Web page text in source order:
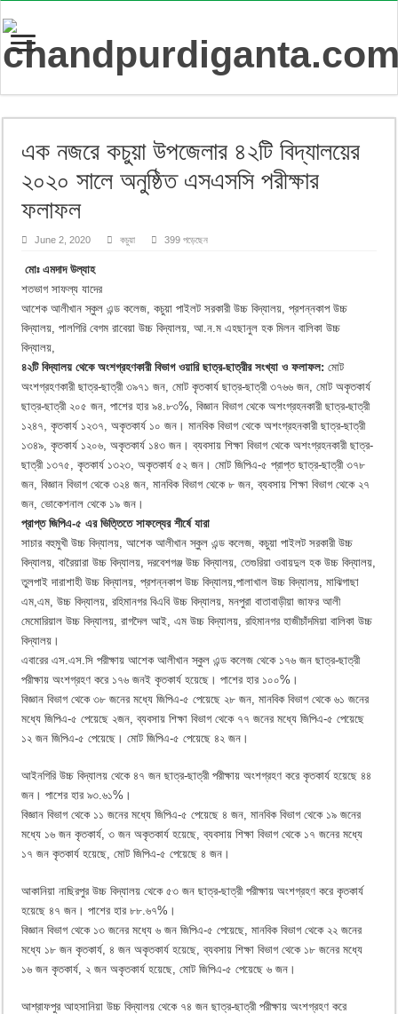
এক নজরে কচুয়া উপজেলার ৪২টি বিদ্যালয়ের
২০২০ সালে অনুষ্ঠিত এসএসসি পরীক্ষার
ফলাফল
June 2, 2020 কচুয়া 399 পড়েছেন
মোঃ এমদাদ উল্যাহ
শতভাগ সাফল্য যাদের
আশেক আলীখান স্কুল এন্ড কলেজ, কচুয়া পাইলট সরকারী উচ্চ বিদ্যালয়, প্রশন্নকাপ উচ্চ
বিদ্যালয়, পালগিরি বেগম রাবেয়া উচ্চ বিদ্যালয়, আ.ন.ম এহছানুল হক মিলন বালিকা উচ্চ
বিদ্যালয়,
৪২টি বিদ্যালয় থেকে অংশগ্রহণকারী বিভাগ ওয়ারি ছাত্র-ছাত্রীর সংখ্যা ও ফলাফল: মোট
অংশগ্রহণকারী ছাত্র-ছাত্রী ৩৯৭১ জন, মোট কৃতকার্য ছাত্র-ছাত্রী ৩৭৬৬ জন, মোট অকৃতকার্য
ছাত্র-ছাত্রী ২০৫ জন, পাশের হার ৯৪.৮৩%, বিজ্ঞান বিভাগ থেকে অশংগ্রহনকারী ছাত্র-ছাত্রী
১২৪৭, কৃতকার্য ১২৩৭, অকৃতকার্য ১০ জন। মানবিক বিভাগ থেকে অশংগ্রহনকারী ছাত্র-ছাত্রী
১৩৪৯, কৃতকার্য ১২০৬, অকৃতকার্য ১৪৩ জন। ব্যবসায় শিক্ষা বিভাগ থেকে অশংগ্রহনকারী ছাত্র-
ছাত্রী ১৩৭৫, কৃতকার্য ১৩২৩, অকৃতকার্য ৫২ জন। মোট জিপিএ-৫ প্রাপ্ত ছাত্র-ছাত্রী ৩৭৮
জন, বিজ্ঞান বিভাগ থেকে ৩২৪ জন, মানবিক বিভাগ থেকে ৮ জন, ব্যবসায় শিক্ষা বিভাগ থেকে ২৭
জন, ভোকেশনাল থেকে ১৯ জন।
প্রাপ্ত জিপিএ-৫ এর ভিত্তিতে সাফল্যের শীর্ষে যারা
সাচার বহুমুখী উচ্চ বিদ্যালয়, আশেক আলীখান স্কুল এন্ড কলেজ, কচুয়া পাইলট সরকারী উচ্চ
বিদ্যালয়, বারৈয়ারা উচ্চ বিদ্যালয়, দরবেশগঞ্জ উচ্চ বিদ্যালয়, তেগুরিয়া ওবায়দুল হক উচ্চ বিদ্যালয়,
তুলপাই দারাশাহী উচ্চ বিদ্যালয়, প্রশন্নকাপ উচ্চ বিদ্যালয়,পালাখাল উচ্চ বিদ্যালয়, মাঝিগাছা
এম,এম, উচ্চ বিদ্যালয়, রহিমানগর বিএবি উচ্চ বিদ্যালয়, মনপুরা বাতাবাড়ীয়া জাফর আলী
মেমোরিয়াল উচ্চ বিদ্যালয়, রাগদৈল আই, এম উচ্চ বিদ্যালয়, রহিমানগর হাজীচাঁদমিয়া বালিকা উচ্চ
বিদ্যালয়।
এবারের এস.এস.সি পরীক্ষায় আশেক আলীখান স্কুল এন্ড কলেজ থেকে ১৭৬ জন ছাত্র-ছাত্রী
পরীক্ষায় অংশগ্রহণ করে ১৭৬ জনই কৃতকার্য হয়েছে। পাশের হার ১০০%।
বিজ্ঞান বিভাগ থেকে ৩৮ জনের মধ্যে জিপিএ-৫ পেয়েছে ২৮ জন, মানবিক বিভাগ থেকে ৬১ জনের
মধ্যে জিপিএ-৫ পেয়েছে ২জন, ব্যবসায় শিক্ষা বিভাগ থেকে ৭৭ জনের মধ্যে জিপিএ-৫ পেয়েছে
১২ জন জিপিএ-৫ পেয়েছে। মোট জিপিএ-৫ পেয়েছে ৪২ জন।
আইনগিরি উচ্চ বিদ্যালয় থেকে ৪৭ জন ছাত্র-ছাত্রী পরীক্ষায় অংশগ্রহণ করে কৃতকার্য হয়েছে ৪৪
জন। পাশের হার ৯৩.৬১%।
বিজ্ঞান বিভাগ থেকে ১১ জনের মধ্যে জিপিএ-৫ পেয়েছে ৪ জন, মানবিক বিভাগ থেকে ১৯ জনের
মধ্যে ১৬ জন কৃতকার্য, ৩ জন অকৃতকার্য হয়েছে, ব্যবসায় শিক্ষা বিভাগ থেকে ১৭ জনের মধ্যে
১৭ জন কৃতকার্য হয়েছে, মোট জিপিএ-৫ পেয়েছে ৪ জন।
আকানিয়া নাছিরপুর উচ্চ বিদ্যালয় থেকে ৫৩ জন ছাত্র-ছাত্রী পরীক্ষায় অংশগ্রহণ করে কৃতকার্য
হয়েছে ৪৭ জন। পাশের হার ৮৮.৬৭%।
বিজ্ঞান বিভাগ থেকে ১৩ জনের মধ্যে ৬ জন জিপিএ-৫ পেয়েছে, মানবিক বিভাগ থেকে ২২ জনের
মধ্যে ১৮ জন কৃতকার্য, ৪ জন অকৃতকার্য হয়েছে, ব্যবসায় শিক্ষা বিভাগ থেকে ১৮ জনের মধ্যে
১৬ জন কৃতকার্য, ২ জন অকৃতকার্য হয়েছে, মোট জিপিএ-৫ পেয়েছে ৬ জন।
আশ্রাফপুর আহসানিয়া উচ্চ বিদ্যালয় থেকে ৭৪ জন ছাত্র-ছাত্রী পরীক্ষায় অংশগ্রহণ করে